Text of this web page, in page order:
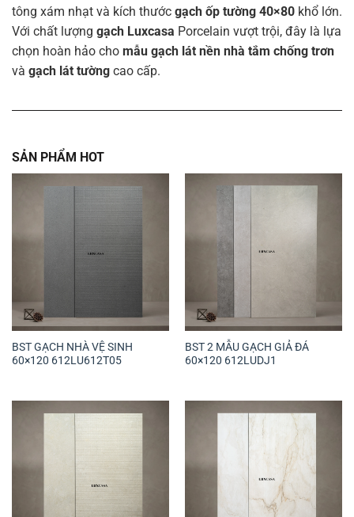
tông xám nhạt và kích thước gạch ốp tường 40×80 khổ lớn.
Với chất lượng gạch Luxcasa Porcelain vượt trội, đây là lựa
chọn hoàn hảo cho mẫu gạch lát nền nhà tắm chống trơn
và gạch lát tường cao cấp.
SẢN PHẨM HOT
BST GẠCH NHÀ VỆ SINH
60×120 612LU612T05
BST 2 MẪU GẠCH GIẢ ĐÁ
60×120 612LUDJ1